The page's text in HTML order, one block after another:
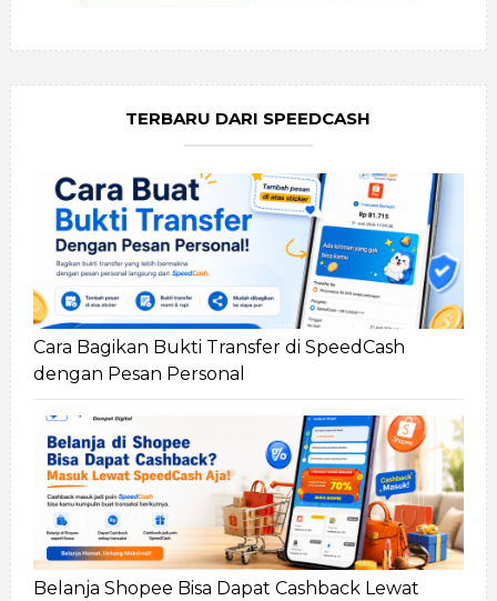
TERBARU DARI SPEEDCASH
Cara Bagikan Bukti Transfer di SpeedCash
dengan Pesan Personal
Belanja Shopee Bisa Dapat Cashback Lewat